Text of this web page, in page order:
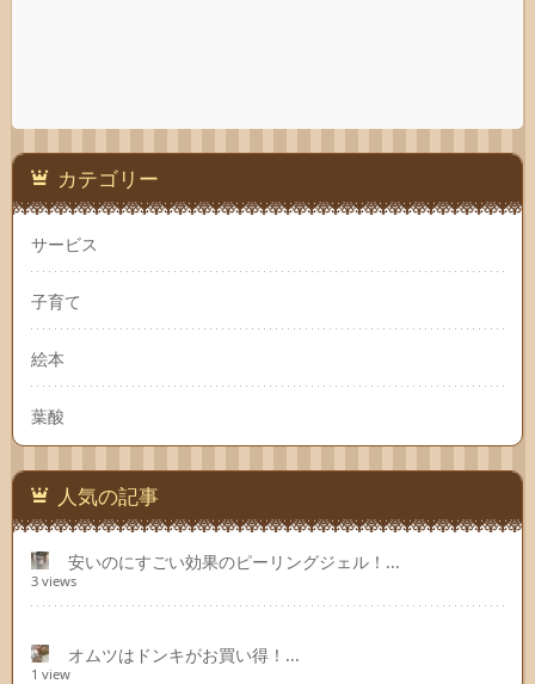
カテゴリー
サービス
子育て
絵本
葉酸
人気の記事
安いのにすごい効果のピーリングジェル！...
3 views
オムツはドンキがお買い得！...
1 view